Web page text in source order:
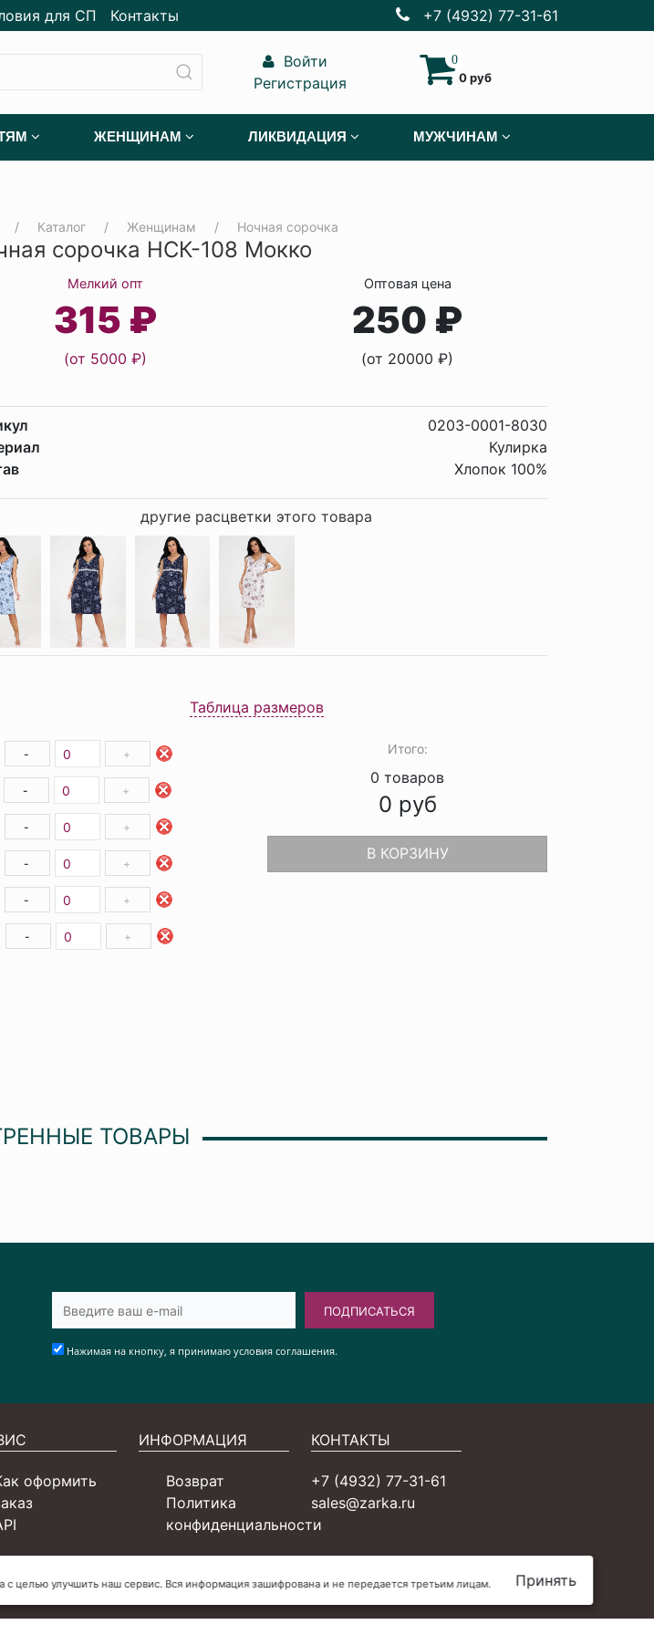
для СП Контакты +7 (4932) 77-31-61
Войти
Регистрация
0
0 руб
ЖЕНЩИНАМ ЛИКВИДАЦИЯ МУЖЧИНАМ
Каталог Женщинам Ночная сорочка
сорочка НСК-108 Мокко
Мелкий опт
315 ₽
(от 5000 ₽)
Оптовая цена
250 ₽
(от 20000 ₽)
0203-0001-8030
Кулирка
Хлопок 100%
другие расцветки этого товара
Таблица размеров
- +
- +
- +
- +
- +
- +
Итого:
0 товаров
0 руб
В КОРЗИНУ
ТОВАРЫ
ПОДПИСАТЬСЯ
Нажимая на кнопку, я принимаю условия соглашения.
оформить
ИНФОРМАЦИЯ
Возврат
Политика
конфиденциальности
КОНТАКТЫ
+7 (4932) 77-31-61
sales@zarka.ru
целью улучшить наш сервис. Вся информация зашифрована и не передается третьим лицам. Принять